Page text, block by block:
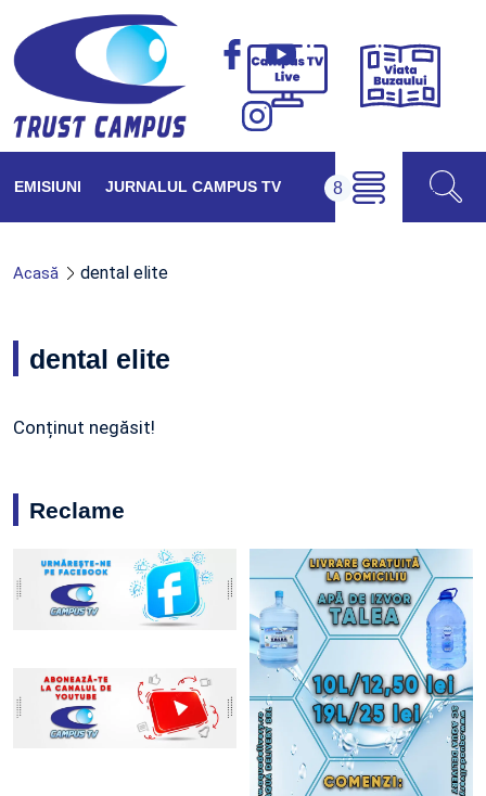
Campus
Viața
EMISIUNI JURNALUL CAMPUS TV
Acasă dental elite
dental elite
Conținut negăsit!
Reclame